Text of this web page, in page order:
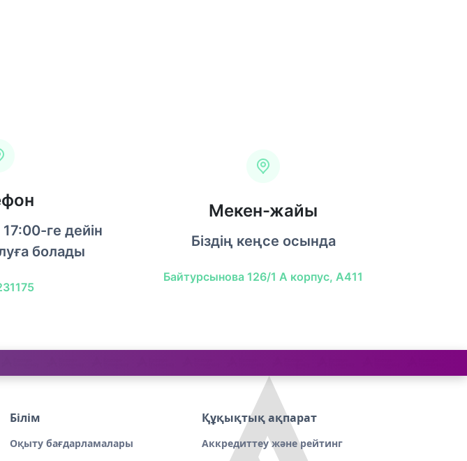
ге дейін
болады
Мекен-жайы
Біздің кеңсе осында
Байтурсынова 126/1 А корпус, А411
Білім
Оқыту бағдарламалары
Құқықтық ақпарат
Аккредиттеу және рейтинг